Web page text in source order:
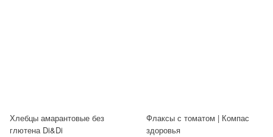
Хлебцы амарантовые без
глютена Di&Di
Флаксы с томатом | Компас
здоровья